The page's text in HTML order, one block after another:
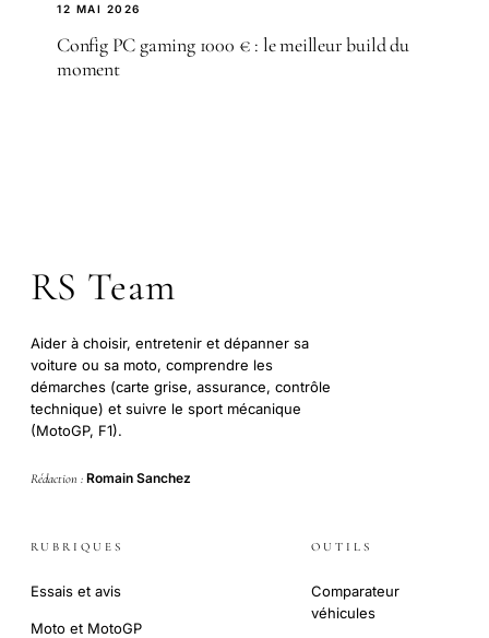
12 MAI 2026
Config PC gaming 1000 € : le meilleur build du
moment
RS Team
Aider à choisir, entretenir et dépanner sa
voiture ou sa moto, comprendre les
démarches (carte grise, assurance, contrôle
technique) et suivre le sport mécanique
(MotoGP, F1).
Rédaction : Romain Sanchez
RUBRIQUES
Essais et avis
Moto et MotoGP
OUTILS
Comparateur
véhicules